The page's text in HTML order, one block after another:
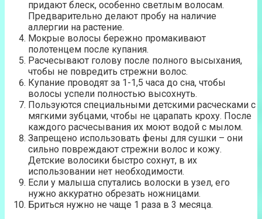
придают блеск, особенно светлым волосам.
Предварительно делают пробу на наличие
аллергии на растение.
Мокрые волосы бережно промакивают
полотенцем после купания.
Расчесывают голову после полного высыхания,
чтобы не повредить стрежни волос.
Купание проводят за 1-1,5 часа до сна, чтобы
волосы успели полностью высохнуть.
Пользуются специальными детскими расческами с
мягкими зубцами, чтобы не царапать кроху. После
каждого расчесывания их моют водой с мылом.
Запрещено использовать фены для сушки – они
сильно повреждают стрежни волос и кожу.
Детские волосики быстро сохнут, в их
использовании нет необходимости.
Если у малыша спутались волоски в узел, его
нужно аккуратно обрезать ножницами.
Бриться нужно не чаще 1 раза в 3 месяца.